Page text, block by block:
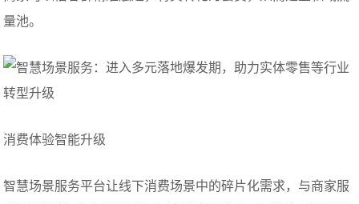
量池。
消费体验智能升级
智慧场景服务平台让线下消费场景中的碎片化需求，与商家服